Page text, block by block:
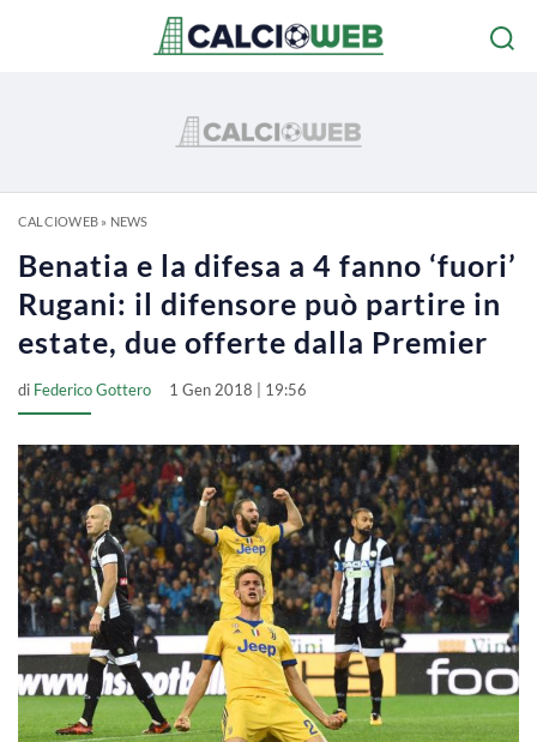
CALCIOWEB» NEWS
Benatia e la difesa a 4 fanno ‘fuori’
Rugani: il difensore può partire in
estate, due offerte dalla Premier
di Federico Gottero 1 Gen 2018 | 19:56